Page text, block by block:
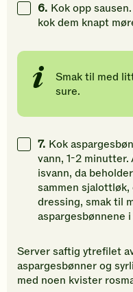
6. Kok opp
kok dem knapt
Smak til med
sure.
7. Kok
vann, 1-2
isvann, da
sammen
dressing, smak til
aspargesbønnene
Server saftig ytrefilet
aspargesbønner og
med noen kvister